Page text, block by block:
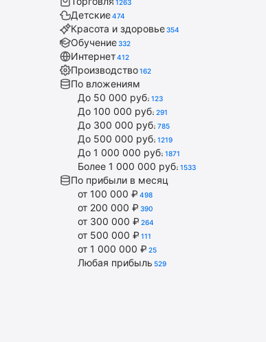
1263
Детские474
Красота и здоровье354
Обучение332
Интернет412
Производство162
По вложениям
До 50 000 руб. 123
До 100 000 руб. 291
До 300 000 руб. 785
До 500 000 руб. 1219
До 1 000 000 руб. 1871
Более 1 000 000 руб. 1533
По прибыли в месяц
от 100 000 ₽ 498
от 200 000 ₽ 390
от 300 000 ₽ 264
от 500 000 ₽ 111
от 1 000 000 ₽ 25
Любая прибыль 529